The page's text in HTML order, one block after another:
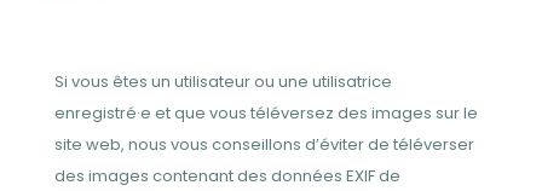
Si vous êtes un utilisateur ou une utilisatrice
enregistré·e et que vous téléversez des images sur le
site web, nous vous conseillons d’éviter de téléverser
des images contenant des données EXIF de